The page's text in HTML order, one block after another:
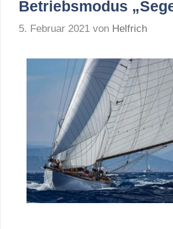
Betriebsmodus
5. Februar 2021 von Helfrich